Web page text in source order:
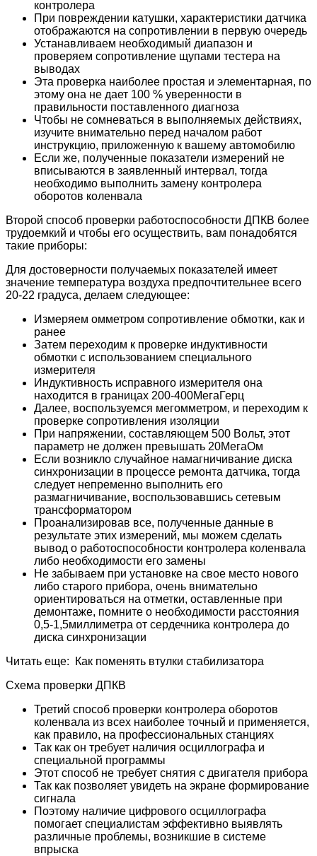
контролера
При повреждении катушки, характеристики датчика
отображаются на сопротивлении в первую очередь
Устанавливаем необходимый диапазон и
проверяем сопротивление щупами тестера на
выводах
Эта проверка наиболее простая и элементарная, по
этому она не дает 100 % уверенности в
правильности поставленного диагноза
Чтобы не сомневаться в выполняемых действиях,
изучите внимательно перед началом работ
инструкцию, приложенную к вашему автомобилю
Если же, полученные показатели измерений не
вписываются в заявленный интервал, тогда
необходимо выполнить замену контролера
оборотов коленвала
Второй способ проверки работоспособности ДПКВ более
трудоемкий и чтобы его осуществить, вам понадобятся
такие приборы:
Для достоверности получаемых показателей имеет
значение температура воздуха предпочтительнее всего
20-22 градуса, делаем следующее:
Измеряем омметром сопротивление обмотки, как и
ранее
Затем переходим к проверке индуктивности
обмотки с использованием специального
измерителя
Индуктивность исправного измерителя она
находится в границах 200-400МегаГерц
Далее, воспользуемся мегомметром, и переходим к
проверке сопротивления изоляции
При напряжении, составляющем 500 Вольт, этот
параметр не должен превышать 20МегаОм
Если возникло случайное намагничивание диска
синхронизации в процессе ремонта датчика, тогда
следует непременно выполнить его
размагничивание, воспользовавшись сетевым
трансформатором
Проанализировав все, полученные данные в
результате этих измерений, мы можем сделать
вывод о работоспособности контролера коленвала
либо необходимости его замены
Не забываем при установке на свое место нового
либо старого прибора, очень внимательно
ориентироваться на отметки, оставленные при
демонтаже, помните о необходимости расстояния
0,5-1,5миллиметра от сердечника контролера до
диска синхронизации
Читать еще: Как поменять втулки стабилизатора
Схема проверки ДПКВ
Третий способ проверки контролера оборотов
коленвала из всех наиболее точный и применяется,
как правило, на профессиональных станциях
Так как он требует наличия осциллографа и
специальной программы
Этот способ не требует снятия с двигателя прибора
Так как позволяет увидеть на экране формирование
сигнала
Поэтому наличие цифрового осциллографа
помогает специалистам эффективно выявлять
различные проблемы, возникшие в системе
впрыска